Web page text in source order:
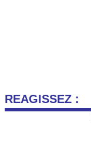
REAGISSEZ :